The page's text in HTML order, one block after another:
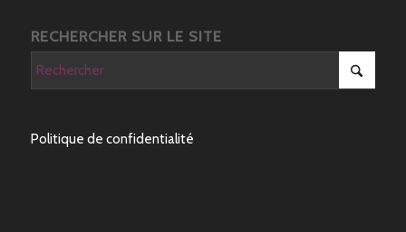
RECHERCHER SUR LE SITE
Politique de confidentialité